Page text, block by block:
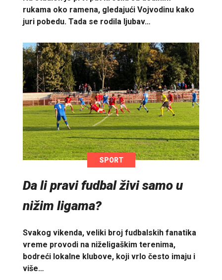
rukama oko ramena, gledajući Vojvodinu kako
juri pobedu. Tada se rodila ljubav…
SPORT
Da li pravi fudbal živi samo u
nižim ligama?
Svakog vikenda, veliki broj fudbalskih fanatika
vreme provodi na niželigaškim terenima,
bodreći lokalne klubove, koji vrlo često imaju i
više…